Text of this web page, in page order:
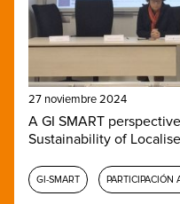
27 noviembre 2024
A GI SMART
Sustainability of
GI-SMART PARTICIPACIÓN